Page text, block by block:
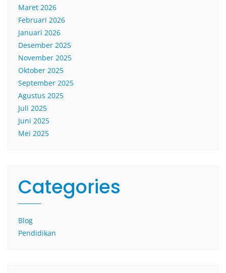
Maret 2026
Februari 2026
Januari 2026
Desember 2025
November 2025
Oktober 2025
September 2025
Agustus 2025
Juli 2025
Juni 2025
Mei 2025
Categories
Blog
Pendidikan